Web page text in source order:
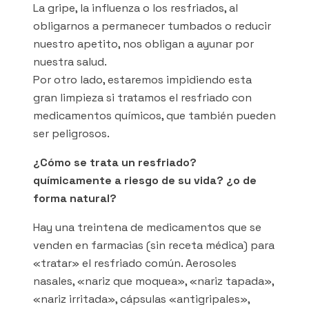
La gripe, la influenza o los resfriados, al
obligarnos a permanecer tumbados o reducir
nuestro apetito, nos obligan a ayunar por
nuestra salud.
Por otro lado, estaremos impidiendo esta
gran limpieza si tratamos el resfriado con
medicamentos químicos, que también pueden
ser peligrosos.
¿Cómo se trata un resfriado?
químicamente a riesgo de su vida? ¿o de
forma natural?
Hay una treintena de medicamentos que se
venden en farmacias (sin receta médica) para
«tratar» el resfriado común. Aerosoles
nasales, «nariz que moquea», «nariz tapada»,
«nariz irritada», cápsulas «antigripales»,